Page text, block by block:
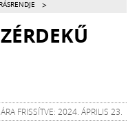
>
FRISSÍTVE: 2024. ÁPRILIS 23.